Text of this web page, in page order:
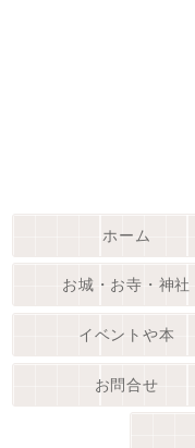
ホーム
お城・お寺・神社
イベントや本
お問合せ